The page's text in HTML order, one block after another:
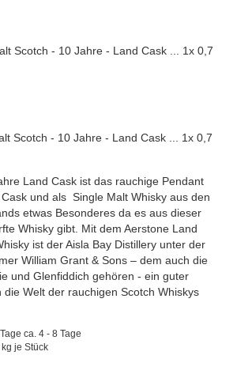
Scotch - 10 Jahre - Land Cask ... 1x 0,7
Land Cask ist das rauchige Pendant
und als Single Malt Whisky aus den
etwas Besonderes da es aus dieser
Whisky gibt. Mit dem Aerstone Land
ist der Aisla Bay Distillery unter der
William Grant & Sons – dem auch die
und Glenfiddich gehören - ein guter
die Welt der rauchigen Scotch Whiskys
ca. 4 - 8 Tage
kg je Stück